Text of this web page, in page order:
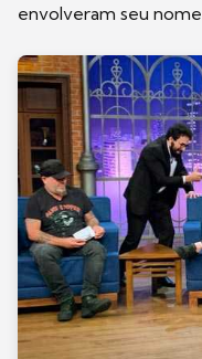
envolveram seu nome.